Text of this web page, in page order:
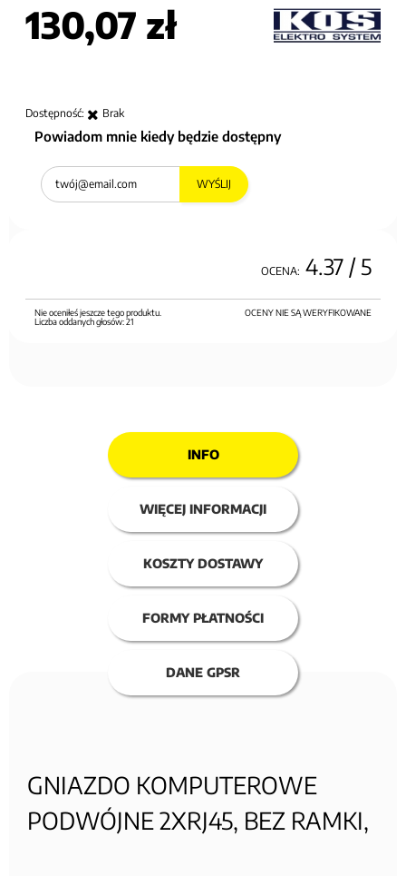
130,07 zł
Dostępność: Brak
Powiadom mnie kiedy będzie dostępny
WYŚLIJ
OCENA: 4.37 / 5
OCENY NIE SĄ WERYFIKOWANE
Nie oceniłeś jeszcze tego produktu.
Liczba oddanych głosów:21
INFO
WIĘCEJ INFORMACJI
KOSZTY DOSTAWY
FORMY PŁATNOŚCI
DANE GPSR
GNIAZDO KOMPUTEROWE
PODWÓJNE 2XRJ45, BEZ RAMKI,